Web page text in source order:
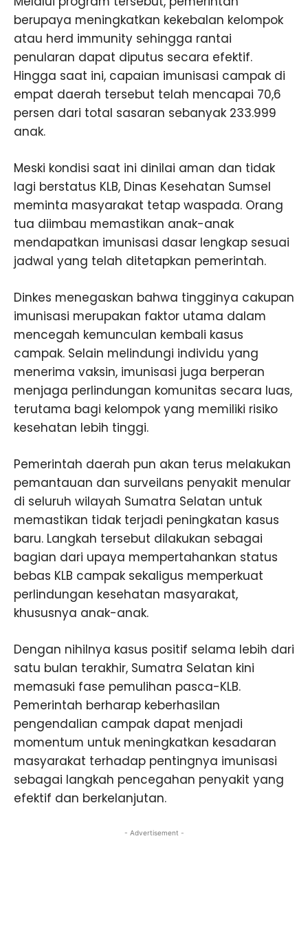
berupaya meningkatkan kekebalan kelompok
atau herd immunity sehingga rantai
penularan dapat diputus secara efektif.
Hingga saat ini, capaian imunisasi campak di
empat daerah tersebut telah mencapai 70,6
persen dari total sasaran sebanyak 233.999
anak.
Meski kondisi saat ini dinilai aman dan tidak
lagi berstatus KLB, Dinas Kesehatan Sumsel
meminta masyarakat tetap waspada. Orang
tua diimbau memastikan anak-anak
mendapatkan imunisasi dasar lengkap sesuai
jadwal yang telah ditetapkan pemerintah.
Dinkes menegaskan bahwa tingginya cakupan
imunisasi merupakan faktor utama dalam
mencegah kemunculan kembali kasus
campak. Selain melindungi individu yang
menerima vaksin, imunisasi juga berperan
menjaga perlindungan komunitas secara luas,
terutama bagi kelompok yang memiliki risiko
kesehatan lebih tinggi.
Pemerintah daerah pun akan terus melakukan
pemantauan dan surveilans penyakit menular
di seluruh wilayah Sumatra Selatan untuk
memastikan tidak terjadi peningkatan kasus
baru. Langkah tersebut dilakukan sebagai
bagian dari upaya mempertahankan status
bebas KLB campak sekaligus memperkuat
perlindungan kesehatan masyarakat,
khususnya anak-anak.
Dengan nihilnya kasus positif selama lebih dari
satu bulan terakhir, Sumatra Selatan kini
memasuki fase pemulihan pasca-KLB.
Pemerintah berharap keberhasilan
pengendalian campak dapat menjadi
momentum untuk meningkatkan kesadaran
masyarakat terhadap pentingnya imunisasi
sebagai langkah pencegahan penyakit yang
efektif dan berkelanjutan.
- Advertisement -